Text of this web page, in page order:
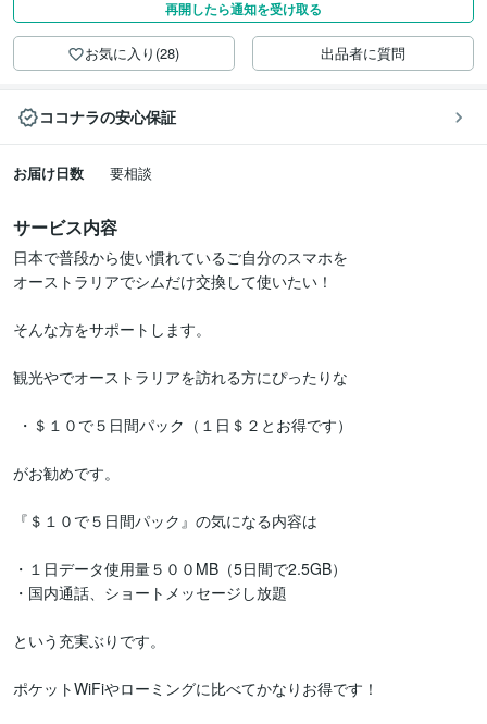
再開したら通知を受け取る
お気に入り(28) 出品者に質問
ココナラの安心保証
お届け日数 要相談
サービス内容
日本で普段から使い慣れているご自分のスマホを
オーストラリアでシムだけ交換して使いたい！
そんな方をサポートします。
観光やでオーストラリアを訪れる方にぴったりな
がお勧めです。
『＄１０で５日間パック』の気になる内容は
・１日データ使用量５００MB（5日間で2.5GB）
・国内通話、ショートメッセージし放題
という充実ぶりです。
ポケットWiFiやローミングに比べてかなりお得です！